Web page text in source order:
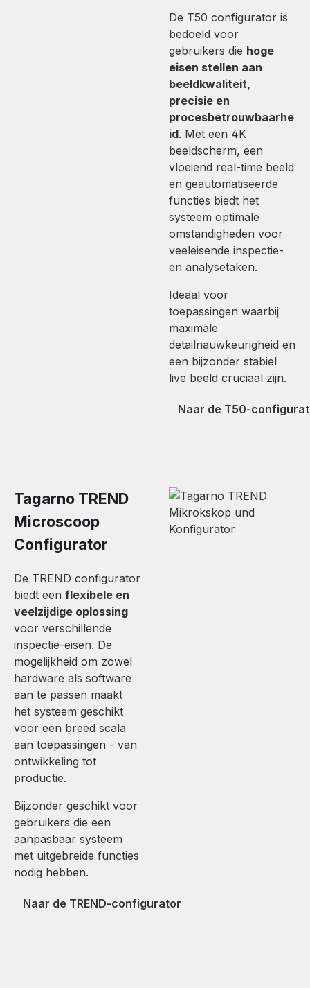
De T50 configurator is
bedoeld voor
gebruikers die hoge
eisen stellen aan
beeldkwaliteit,
precisie en
procesbetrouwbaarhe
id. Met een 4K
beeldscherm, een
vloeiend real-time beeld
en geautomatiseerde
functies biedt het
systeem optimale
omstandigheden voor
veeleisende inspectie-
en analysetaken.
Ideaal voor
toepassingen waarbij
maximale
detailnauwkeurigheid en
een bijzonder stabiel
live beeld cruciaal zijn.
Naar de T50-
Tagarno TREND
Microscoop
Configurator
De TREND configurator
biedt een flexibele en
veelzijdige oplossing
voor verschillende
inspectie-eisen. De
mogelijkheid om zowel
hardware als software
aan te passen maakt
het systeem geschikt
voor een breed scala
aan toepassingen - van
ontwikkeling tot
productie.
Bijzonder geschikt voor
gebruikers die een
aanpasbaar systeem
met uitgebreide functies
nodig hebben.
Naar de TREND-configurator